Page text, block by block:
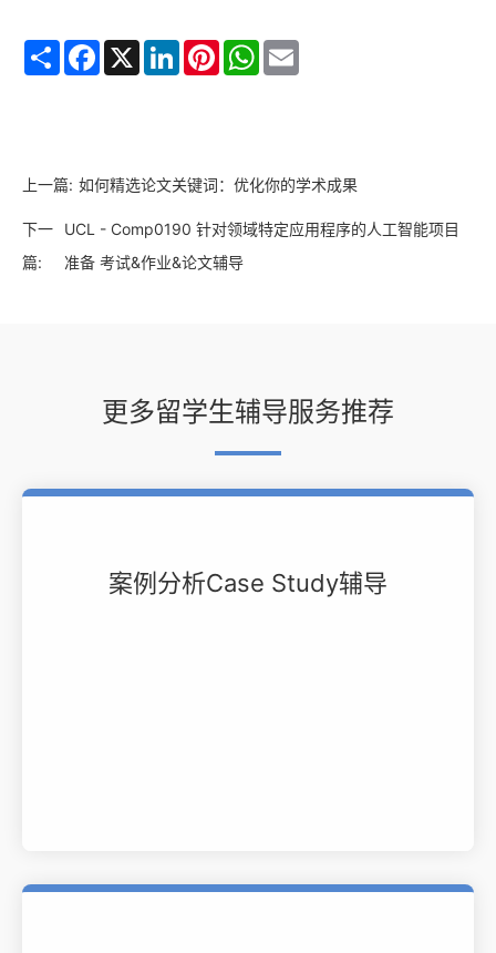
Share Facebook
X LinkedInPinterestWhatsApp
上一篇: 如何精选论文关键词：优化你的学术成果
下一
篇:
UCL - Comp0190 针对领域特定应用程序的人工智能项目
准备 考试&作业&论文辅导
更多留学生辅导服务推荐
案例分析Case Study辅导